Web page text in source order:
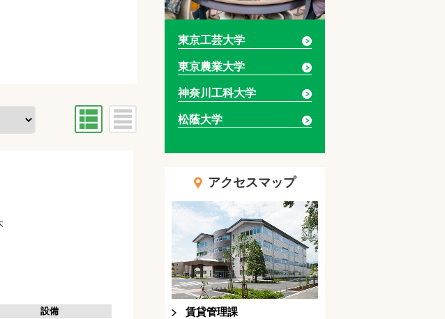
設備
東京工芸大学
東京農業大学
神奈川工科大学
松蔭大学
アクセスマップ
賃貸管理課